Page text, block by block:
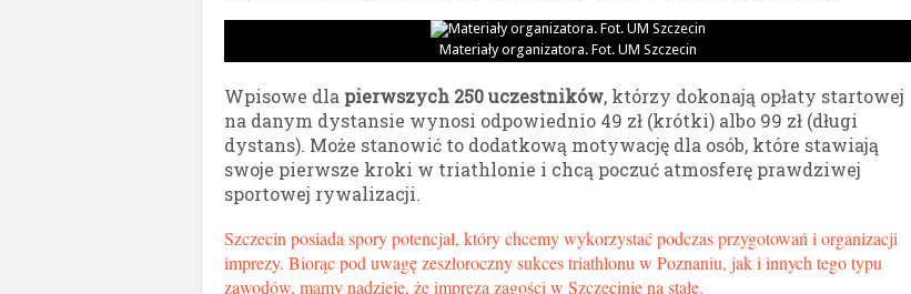
Materiały organizatora. Fot. UM Szczecin
Wpisowe dla pierwszych 250 uczestników, którzy dokonają opłaty startowej
na danym dystansie wynosi odpowiednio 49 zł (krótki) albo 99 zł (długi
dystans). Może stanowić to dodatkową motywację dla osób, które stawiają
swoje pierwsze kroki w triathlonie i chcą poczuć atmosferę prawdziwej
sportowej rywalizacji.
Szczecin posiada spory potencjał, który chcemy wykorzystać podczas przygotowań i organizacji
imprezy. Biorąc pod uwagę zeszłoroczny sukces triathlonu w Poznaniu, jak i innych tego typu
zawodów, mamy nadzieję, że impreza zagości w Szczecinie na stałe.